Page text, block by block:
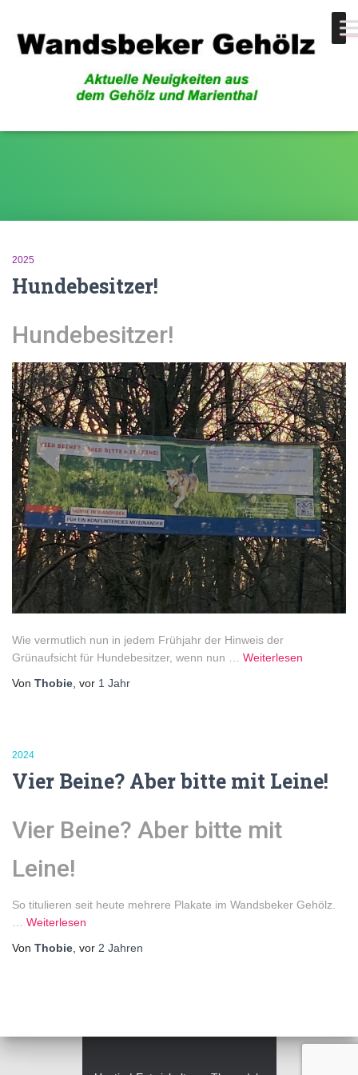
2025
Hundebesitzer!
Hundebesitzer!
Wie vermutlich nun in jedem Frühjahr der Hinweis der
Grünaufsicht für Hundebesitzer, wenn nun … Weiterlesen
Von Thobie , vor 1 Jahr
2024
Vier Beine? Aber bitte mit Leine!
Vier Beine? Aber bitte mit
Leine!
So titulieren seit heute mehrere Plakate im Wandsbeker Gehölz.
Weiterlesen
Von Thobie , vor 2 Jahren